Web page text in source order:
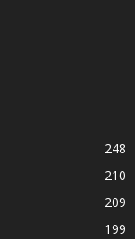
248
210
209
199